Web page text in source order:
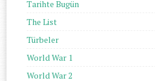
Tarihte Bugün
The List
Türbeler
World War 1
World War 2